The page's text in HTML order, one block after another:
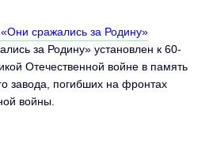
сражались за Родину»
за Родину» установлен к 60-
Отечественной войне в память
завода, погибших на фронтах
войны.